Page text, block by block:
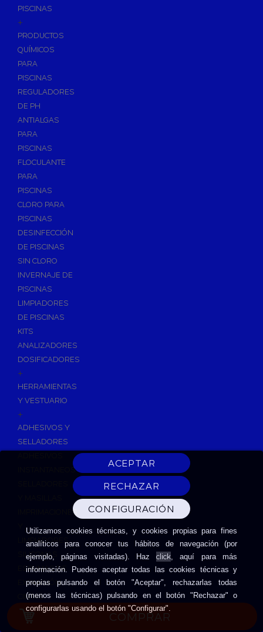
Utilizamos cookies técnicas, y cookies propias para fines
analíticos para conocer tus hábitos de navegación (por
ejemplo, páginas visitadas). Hazclick, aquí para más
información. Puedes aceptar todas las cookies técnicas y
propias pulsando el botón "Aceptar", rechazarlas todas
(menos las técnicas) pulsando en el botón "Rechazar" o
configurarlas usando el botón "Configurar".
PISCINAS
+
PRODUCTOS
QUÍMICOS
PARA
PISCINAS
REGULADORES
DE PH
ANTIALGAS
PARA
PISCINAS
FLOCULANTE
PARA
PISCINAS
CLORO PARA
PISCINAS
DESINFECCIÓN
DE PISCINAS
SIN CLORO
INVERNAJE DE
PISCINAS
LIMPIADORES
DE PISCINAS
KITS
ANALIZADORES
DOSIFICADORES
+
HERRAMIENTAS
Y VESTUARIO
+
ADHESIVOS Y
SELLADORES
INSTANTANEOS
IMPRIMACIONES
LIMPIADORES
SILICONAS
ESPUMAS DE
EXPANSIÓN
CINTAS
ADHESIVAS
HERRAMIENTAS
COMPRAR